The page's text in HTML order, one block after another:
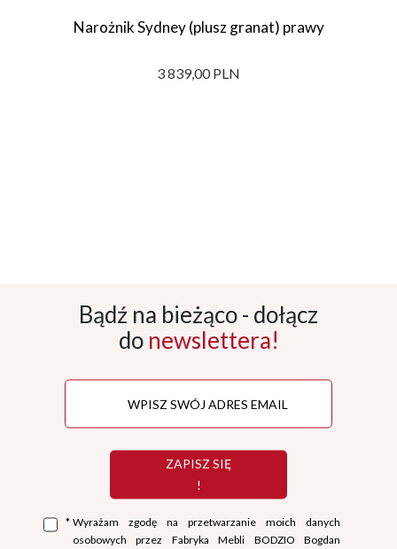
Narożnik Sydney (plusz granat) prawy
3 839,00 PLN
Bądź na bieżąco - dołącz
do newslettera!
ZAPISZ SIĘ
!
* Wyrażam zgodę na przetwarzanie moich danych
osobowych przez Fabryka Mebli BODZIO Bogdan